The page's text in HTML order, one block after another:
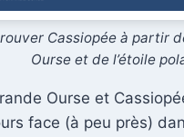
Cassiopée à partir
Ourse et de l’étoile
Ourse et
face (à peu près)